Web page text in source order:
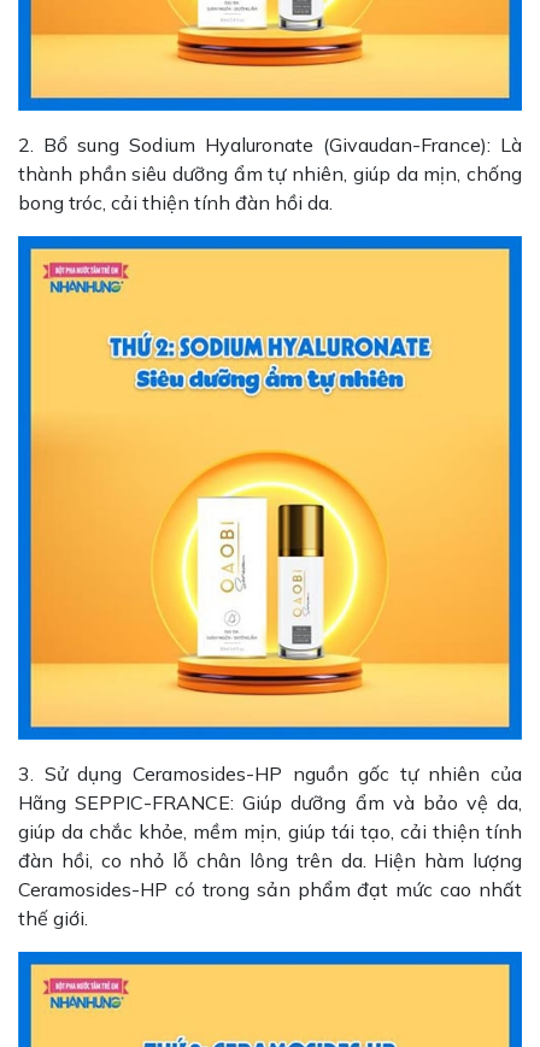
2. Bổ sung Sodium Hyaluronate (Givaudan-France): Là
thành phần siêu dưỡng ẩm tự nhiên, giúp da mịn, chống
bong tróc, cải thiện tính đàn hồi da.
3. Sử dụng Ceramosides-HP nguồn gốc tự nhiên của
Hãng SEPPIC-FRANCE: Giúp dưỡng ẩm và bảo vệ da,
giúp da chắc khỏe, mềm mịn, giúp tái tạo, cải thiện tính
đàn hồi, co nhỏ lỗ chân lông trên da. Hiện hàm lượng
Ceramosides-HP có trong sản phẩm đạt mức cao nhất
thế giới.